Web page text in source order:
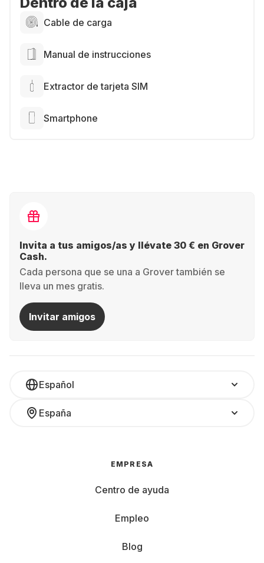
Cable de carga
Manual de instrucciones
Extractor de tarjeta SIM
Smartphone
Invita a tus amigos/as y llévate 30 € en Grover
Cash.
Cada persona que se una a Grover también se
lleva un mes gratis.
Invitar amigos
Español
España
EMPRESA
Centro de ayuda
Empleo
Blog